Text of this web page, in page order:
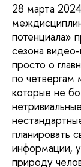
28 марта
потенциала»
сезона
просто о
по
которые не
планировать
информации,
природу